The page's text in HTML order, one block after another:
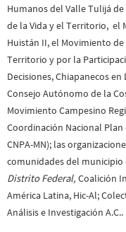
Humanos del Valle Tulijá
de la Vida y el Territorio, el
Huistán II, el Movimiento
Territorio y por la
Decisiones, Chiapanecos
Consejo Autónomo de la
Movimiento Campesino
Coordinación Nacional
CNPA-MN); las
comunidades del municipio
Distrito Federal, Coalición
América Latina, Hic-Al;
Análisis e Investigación A.C..